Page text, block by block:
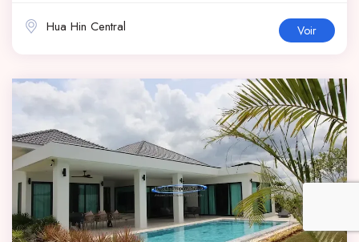
Hua Hin Central Voir